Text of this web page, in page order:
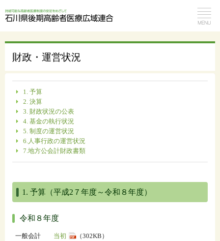
財政・運営状況
1. 予算
2. 決算
3. 財政状況の公表
4. 基金の執行状況
5. 制度の運営状況
6.人事行政の運営状況
7.地方公会計財政書類
1. 予算（平成2７年度～令和８年度）
令和８年度
一般会計 当初 （302KB）